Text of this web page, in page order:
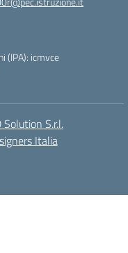
(IPA): icmvce
S.r.l.
Italia